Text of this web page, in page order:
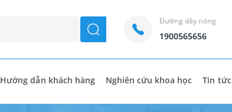
seach
Đường dây nóng
1900565656
Hướng dẫn khách hàng Nghiên cứu khoa học Tin tức